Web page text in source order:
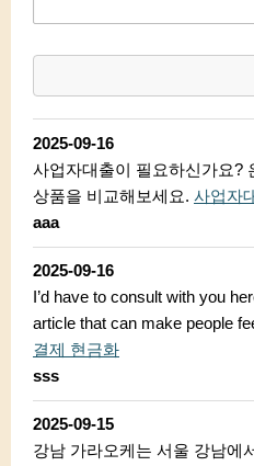
2025-09-16
사업자대출이 필요하신가요?
상품을 비교해보세요. 사업자
aaa
2025-09-16
I’d have to consult with you
article that can make people
결제 현금화
sss
2025-09-15
강남 가라오케는 서울 강남에